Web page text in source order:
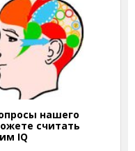
нашего
считать
IQ